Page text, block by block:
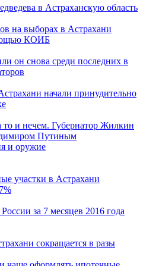
в Астраханскую область
на выборах в Астрахани
КОИБ
он снова среди последних в
начали принудительно
то и нечем. Губернатор Жилкин
Путиным
и оружие
участки в Астрахани
за 7 месяцев 2016 года
сокращается в разы